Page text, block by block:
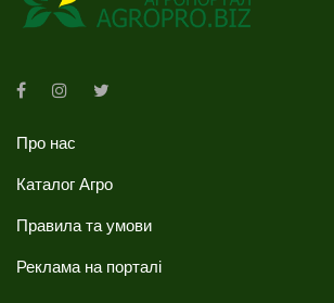
Про нас
Каталог Агро
Правила та умови
Реклама на порталі